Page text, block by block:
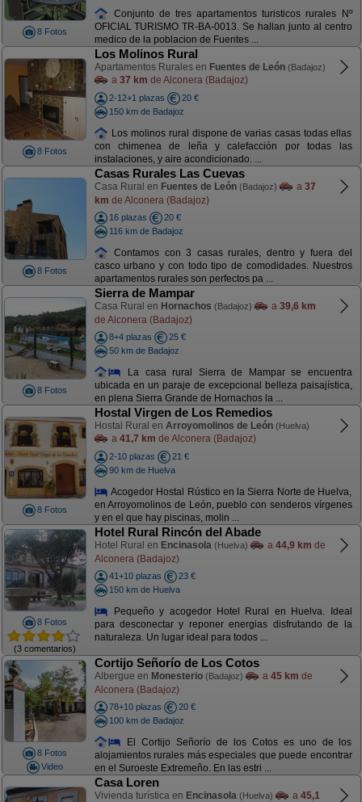
8 Fotos
Conjunto de tres apartamentos turisticos rurales Nº
OFICIAL TURISMO TR-BA-0013. Se hallan junto al centro
medico de la poblacion de Fuentes ...
8 Fotos
Los Molinos Rural
Apartamentos Rurales en Fuentes de León (Badajoz)
a 37 km de Alconera (Badajoz)
2-12+1 plazas
20 €
150 km de Badajoz
Los molinos rural dispone de varias casas todas ellas
con chimenea de leña y calefacción por todas las
instalaciones, y aire acondicionado. ...
8 Fotos
Casas Rurales Las Cuevas
Casa Rural en Fuentes de León (Badajoz) a 37
km de Alconera (Badajoz)
16 plazas
20 €
116 km de Badajoz
Contamos con 3 casas rurales, dentro y fuera del
casco urbano y con todo tipo de comodidades. Nuestros
apartamentos rurales son perfectos pa ...
8 Fotos
Sierra de Mampar
Casa Rural en Hornachos (Badajoz) a 39,6 km
de Alconera (Badajoz)
8+4 plazas
25 €
50 km de Badajoz
La casa rural Sierra de Mampar se encuentra
ubicada en un paraje de excepcional belleza paisajística,
en plena Sierra Grande de Hornachos la ...
8 Fotos
Hostal Virgen de Los Remedios
Hostal Rural en Arroyomolinos de León (Huelva)
a 41,7 km de Alconera (Badajoz)
2-10 plazas
21 €
90 km de Huelva
Acogedor Hostal Rústico en la Sierra Norte de Huelva,
en Arroyomolinos de León, pueblo con senderos vírgenes
y en el que hay piscinas, molin ...
8 Fotos
(3 comentarios)
Hotel Rural Rincón del Abade
Hotel Rural en Encinasola (Huelva) a 44,9 km de
Alconera (Badajoz)
41+10 plazas
23 €
150 km de Huelva
Pequeño y acogedor Hotel Rural en Huelva. Ideal
para desconectar y reponer energias disfrutando de la
naturaleza. Un lugar ideal para todos ...
8 Fotos
Video
Cortijo Señorío de Los Cotos
Albergue en Monesterio (Badajoz) a 45 km de
Alconera (Badajoz)
78+10 plazas
20 €
100 km de Badajoz
El Cortijo Señorío de los Cotos es uno de los
alojamientos rurales más especiales que puede encontrar
en el Suroeste Extremeño. En las estri ...
Casa Loren
Vivienda turística en Encinasola (Huelva) a 45,1